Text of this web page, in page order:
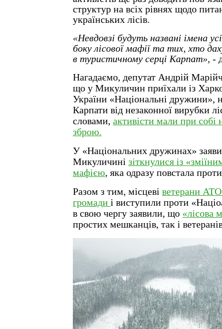
структур на всіх рівнях щодо
українських лісів.
«Невдовзі будуть названі імена
боку лісової мафії та тих, хто
в туристичному серці Карпат», -
Нагадаємо, депутат Андрій
що у Микуличин приїхали із
України «Національні дружини»,
Карпати від незаконної вирубки
словами, активісти мали при собі
зброю.
У «Національних дружинах»
Микуличині зіткнулися із
мафією, яка одразу повстала проти
Разом з тим, місцеві ветерани АТО
громади і виступили проти
в свою чергу заявили, що «лісова
простих мешканців, так і